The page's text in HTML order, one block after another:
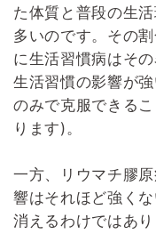
た体質と普段の生
多いのです。その
に生活習慣病はそ
生活習慣の影響が
のみで克服できる
ります)。
一方、リウマチ膠
響はそれほど強く
消えるわけではあ